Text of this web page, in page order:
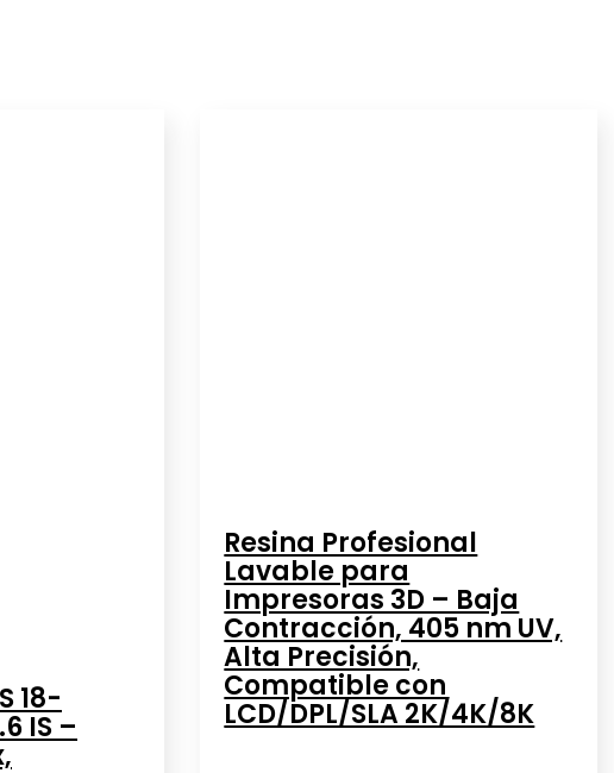
18-
IS –
Resina Profesional
Lavable para
Impresoras 3D – Baja
Contracción, 405 nm UV,
Alta Precisión,
Compatible con
LCD/DPL/SLA 2K/4K/8K